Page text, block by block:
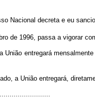
Nacional decreta e eu
de 1996, passa a vigorar
União entregará
a União entregará,